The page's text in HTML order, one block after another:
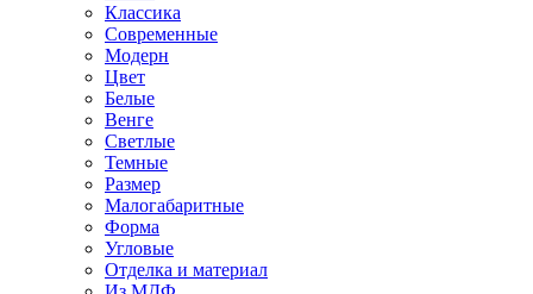
Классика
Современные
Модерн
Цвет
Белые
Венге
Светлые
Темные
Размер
Малогабаритные
Форма
Угловые
Отделка и материал